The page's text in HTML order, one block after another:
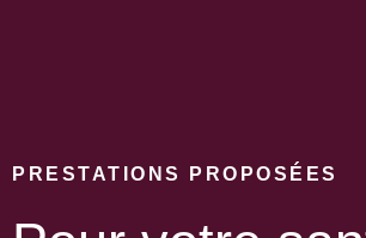
PRESTATIONS PROPOSÉES